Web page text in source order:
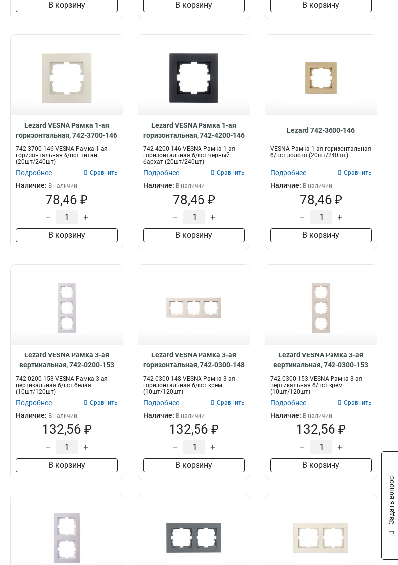
В корзину В корзину В корзину
Lezard VESNA Рамка 1-ая
горизонтальная, 742-3700-146
742-3700-146 VESNA Рамка 1-ая
горизонтальная б/вст титан
(20шт/240шт)
Подробнее Сравнить
Наличие: В наличии
78,46 ₽
– +
В корзину
Lezard VESNA Рамка 1-ая
горизонтальная, 742-4200-146
742-4200-146 VESNA Рамка 1-ая
горизонтальная б/вст чёрный
бархат (20шт/240шт)
Подробнее Сравнить
Наличие: В наличии
78,46 ₽
– +
В корзину
Lezard 742-3600-146
VESNA Рамка 1-ая горизонтальная
б/вст золото (20шт/240шт)
Подробнее Сравнить
Наличие: В наличии
78,46 ₽
– +
В корзину
Lezard VESNA Рамка 3-ая
вертикальная, 742-0200-153
742-0200-153 VESNA Рамка 3-ая
вертикальная б/вст белая
(10шт/120шт)
Подробнее Сравнить
Наличие: В наличии
132,56 ₽
– +
В корзину
Lezard VESNA Рамка 3-ая
горизонтальная, 742-0300-148
742-0300-148 VESNA Рамка 3-ая
горизонтальная б/вст крем
(10шт/120шт)
Подробнее Сравнить
Наличие: В наличии
132,56 ₽
– +
В корзину
Lezard VESNA Рамка 3-ая
вертикальная, 742-0300-153
742-0300-153 VESNA Рамка 3-ая
вертикальная б/вст крем
(10шт/120шт)
Подробнее Сравнить
Наличие: В наличии
132,56 ₽
– +
В корзину
Задать вопрос